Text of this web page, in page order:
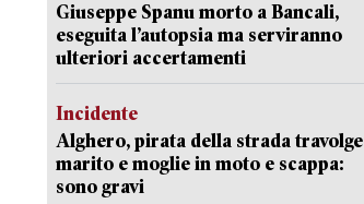
Giuseppe Spanu morto a Bancali,
eseguita l’autopsia ma serviranno
ulteriori accertamenti
Incidente
Alghero, pirata della strada travolge
marito e moglie in moto e scappa:
sono gravi